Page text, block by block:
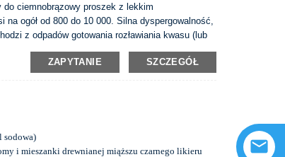
ciemnobrązowy proszek z lekkim
ogół od 800 do 10 000. Silna dyspergowalność,
z odpadów gotowania rozławiania kwasu (lub
ale nierozpuszczalny w dowolnych wspólnych
ZAPYTANIE SZCZEGÓŁ
sodowa)
i mieszanki drewnianej miąższu czarnego likieru